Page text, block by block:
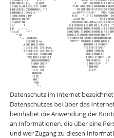
Datenschutz im Internet
Datenschutzes bei über das
beinhaltet die Anwendung der
an Informationen, die über eine
und wer Zugang zu diesen